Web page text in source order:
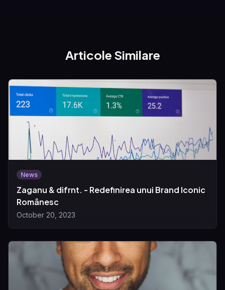
Articole Similare
News
Zaganu & difrnt. - Redefinirea unui Brand Iconic
Românesc
October 20, 2023